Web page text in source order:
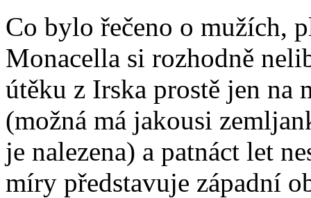
Co bylo řečeno o mužích,
Monacella si rozhodně
útěku z Irska prostě jen
(možná má jakousi
je nalezena) a patnáct let
míry představuje západní